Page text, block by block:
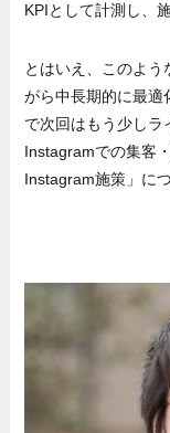
KPIとして計測し、
とはいえ、このよ
がら中長期的に最適
で次回はもう少しラ
Instagramでの集客
Instagram施策」に